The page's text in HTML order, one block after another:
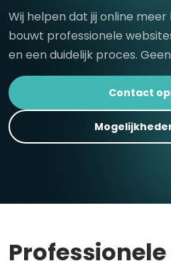
Wij helpen dat jij online
bouwt professionele
en een duidelijk proces.
Contact